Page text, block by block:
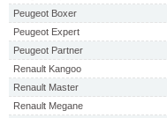
Peugeot Boxer
Peugeot Expert
Peugeot Partner
Renault Kangoo
Renault Master
Renault Megane